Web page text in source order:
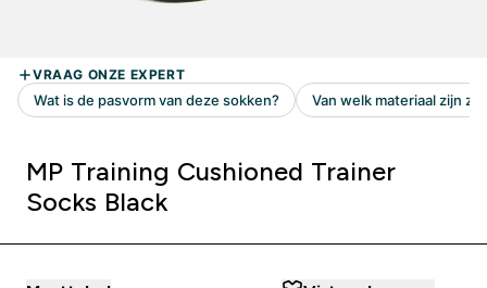
MP Training Cushioned Trainer
Socks Black